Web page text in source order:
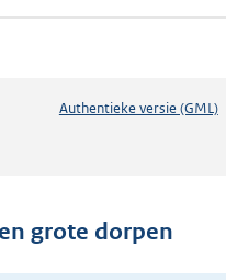
Authentieke versie (GML)b
s
grote dorpen